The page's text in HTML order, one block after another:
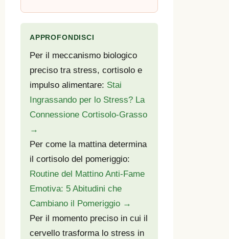
APPROFONDISCI
Per il meccanismo biologico
preciso tra stress, cortisolo e
impulso alimentare: Stai
Ingrassando per lo Stress? La
Connessione Cortisolo-Grasso
→
Per come la mattina determina
il cortisolo del pomeriggio:
Routine del Mattino Anti-Fame
Emotiva: 5 Abitudini che
Cambiano il Pomeriggio →
Per il momento preciso in cui il
cervello trasforma lo stress in